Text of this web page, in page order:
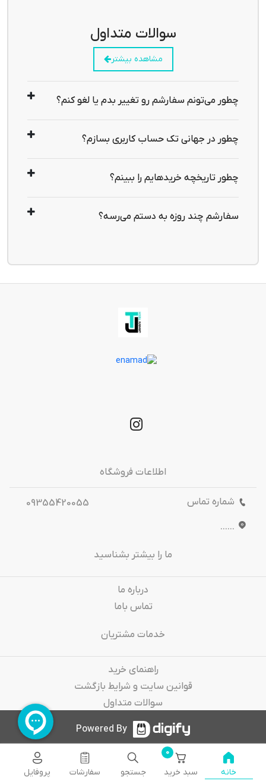
سفارشات جستجو پروفایل خانه
0
سبد خرید
سوالات متداول
مشاهده بیشتر
چطور می‌تونم سفارشم رو تغییر بدم یا لغو کنم؟
در گجتتور سفارش‌ها سریع پردازش می‌شوند. اگر قصد
یا لغو وجود ندارد.
چطور در جهانی تک حساب کاربری بسازم؟
روی گزینه "ورود / ثبت نام" کلیک کنید. با وارد کردن
خود را کامل کنید تا تجربه خرید بهتری داشته باشید 👌
چطور تاریخچه خریدهایم را ببینم؟
پس از ورود به حساب کاربری، وارد بخش "سفارشات من"
وضعیت آن‌ها را مشاهده کنید.
سفارشم چند روزه به دستم می‌رسه؟
خواهد شد 📦
اطلاعات فروشگاه
شماره تماس
09355420055
......
ما را بیشتر بشناسید
درباره‌ ما
تماس باما
خدمات مشتریان
راهنمای خرید
قوانین سایت و شرایط بازگشت
سوالات متداول
Powered By